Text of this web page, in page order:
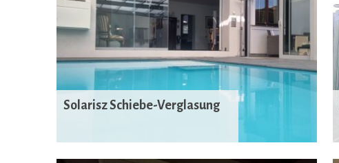
Solarisz Schiebe-Verglasung